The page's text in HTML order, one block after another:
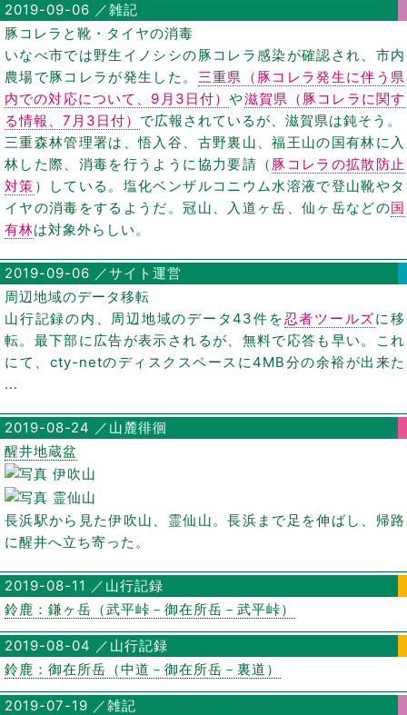
2019-09-06 ／雑記
豚コレラと靴・タイヤの消毒
いなべ市では野生イノシシの豚コレラ感染が確認され、市内
農場で豚コレラが発生した。 三重県（豚コレラ発生に伴う県
内での対応について、9月3日付）や滋賀県（豚コレラに関す
る情報、7月3日付） で広報されているが、滋賀県は鈍そう。
三重森林管理署は、悟入谷、古野裏山、福王山の国有林に入
林した際、消毒を行うように協力要請（ 豚コレラの拡散防止
対策 ）している。塩化ベンザルコニウム水溶液で登山靴やタ
イヤの消毒をするようだ。冠山、入道ヶ岳、仙ヶ岳などの国
有林は対象外らしい。
2019-09-06 ／サイト運営
周辺地域のデータ移転
山行記録の内、周辺地域のデータ43件を忍者ツールズに移
転。最下部に広告が表示されるが、無料で応答も早い。これ
にて、cty-netのディスクスペースに4MB分の余裕が出来た
...
2019-08-24 ／山麓徘徊
醒井地蔵盆
長浜駅から見た伊吹山、霊仙山。長浜まで足を伸ばし、帰路
に醒井へ立ち寄った。
2019-08-11 ／山行記録
鈴鹿：鎌ヶ岳（武平峠－御在所岳－武平峠）
2019-08-04 ／山行記録
鈴鹿：御在所岳（中道－御在所岳－裏道）
2019-07-19 ／雑記